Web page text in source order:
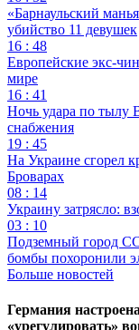
«Барнаульский
убийство 11 девушек
16 : 48
Европейские экс-
мире
16 : 41
Ночь удара по тылу
снабжения
19 : 45
На Украине сгорел
Броварах
08 : 14
Украину затрясло:
03 : 10
Подземный город
бомбы похоронили
Больше новостей
Германия
«урегулировать»